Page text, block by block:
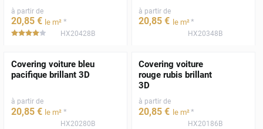
à partir de
20,85 € le m² *
***** HX20428B
à partir de
20,85 € le m²*
HX20348B
Covering voiture bleu
pacifique brillant 3D
à partir de
20,85 € le m² *
HX20280B
Covering voiture
rouge rubis brillant
3D
à partir de
20,85 € le m²*
HX20186B